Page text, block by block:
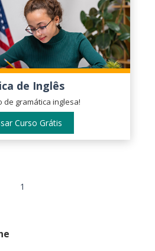
de Inglês
de gramática inglesa!
Curso Grátis
1